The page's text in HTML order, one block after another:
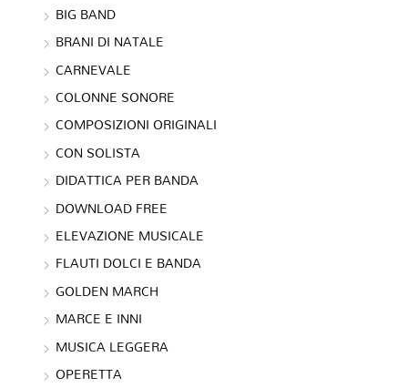
BIG BAND
BRANI DI NATALE
CARNEVALE
COLONNE SONORE
COMPOSIZIONI ORIGINALI
CON SOLISTA
DIDATTICA PER BANDA
DOWNLOAD FREE
ELEVAZIONE MUSICALE
FLAUTI DOLCI E BANDA
GOLDEN MARCH
MARCE E INNI
MUSICA LEGGERA
OPERETTA